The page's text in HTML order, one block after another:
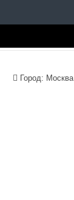
Город: Москва